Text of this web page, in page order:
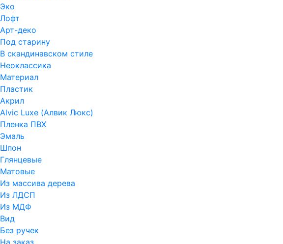
Эко
Лофт
Арт-деко
Под старину
В скандинавском стиле
Неоклассика
Материал
Пластик
Акрил
Alvic Luxe (Алвик Люкс)
Пленка ПВХ
Эмаль
Шпон
Глянцевые
Матовые
Из массива дерева
Из ЛДСП
Из МДФ
Вид
Без ручек
На заказ